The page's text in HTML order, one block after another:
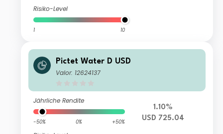
Risiko-Level
1 10
Pictet Water D USD
Valor: 12624137
Jährliche Rendite
-50% 0% +50%
1.10%
USD 725.04